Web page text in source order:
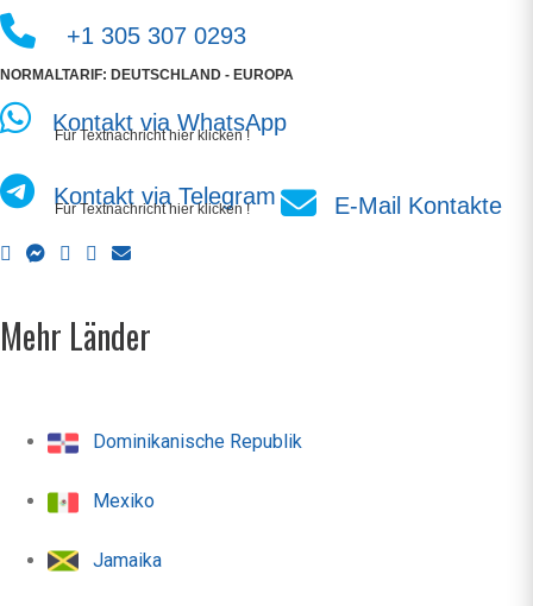
+1 305 307 0293
NORMALTARIF: DEUTSCHLAND - EUROPA
Kontakt via WhatsApp
Für Textnachricht hier klicken !
Kontakt via Telegram
Für Textnachricht hier klicken ! E-Mail Kontakte
Mehr Länder
Dominikanische Republik
Mexiko
Jamaika